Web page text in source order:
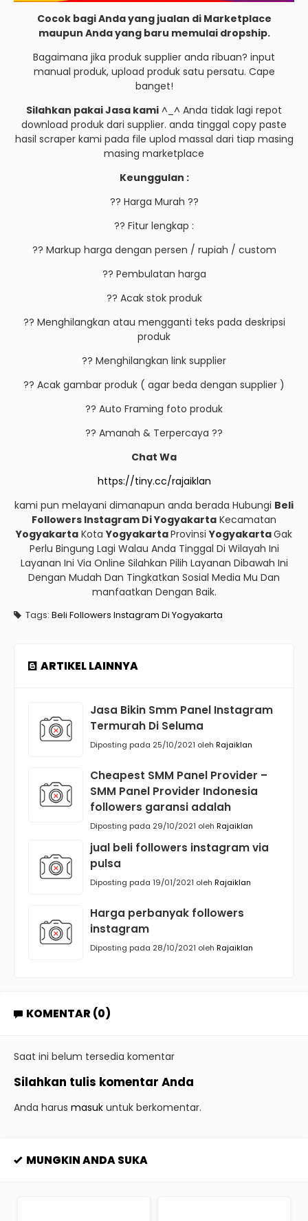
Cocok bagi Anda yang jualan di Marketplace
maupun Anda yang baru memulai dropship.
Bagaimana jika produk supplier anda ribuan? input
manual produk, upload produk satu persatu. Cape
banget!
Silahkan pakai Jasa kami ^_^ Anda tidak lagi repot
download produk dari supplier. anda tinggal copy paste
hasil scraper kami pada file uplod massal dari tiap masing
masing marketplace
Keunggulan :
?? Harga Murah ??
?? Fitur lengkap :
?? Markup harga dengan persen / rupiah / custom
?? Pembulatan harga
?? Acak stok produk
?? Menghilangkan atau mengganti teks pada deskripsi
produk
?? Menghilangkan link supplier
?? Acak gambar produk ( agar beda dengan supplier )
?? Auto Framing foto produk
?? Amanah & Terpercaya ??
Chat Wa
https://tiny.cc/rajaiklan
kami pun melayani dimanapun anda berada Hubungi Beli
Followers Instagram Di Yogyakarta Kecamatan
Yogyakarta KotaYogyakartaProvinsiYogyakartaGak
Perlu Bingung Lagi Walau Anda Tinggal Di Wilayah Ini
Layanan Ini Via Online Silahkan Pilih Layanan Dibawah Ini
Dengan Mudah Dan Tingkatkan Sosial Media Mu Dan
manfaatkan Dengan Baik.
Tags: Beli Followers Instagram Di Yogyakarta
ARTIKEL LAINNYA
Jasa Bikin Smm Panel Instagram
Termurah Di Seluma
Diposting pada 25/10/2021 oleh Rajaiklan
Cheapest SMM Panel Provider –
SMM Panel Provider Indonesia
followers garansi adalah
Diposting pada 29/10/2021 oleh Rajaiklan
jual beli followers instagram via
pulsa
Diposting pada 19/01/2021 oleh Rajaiklan
Harga perbanyak followers
instagram
Diposting pada 28/10/2021 oleh Rajaiklan
KOMENTAR (0)
Saat ini belum tersedia komentar
Silahkan tulis komentar Anda
Anda harus masuk untuk berkomentar.
MUNGKIN ANDA SUKA